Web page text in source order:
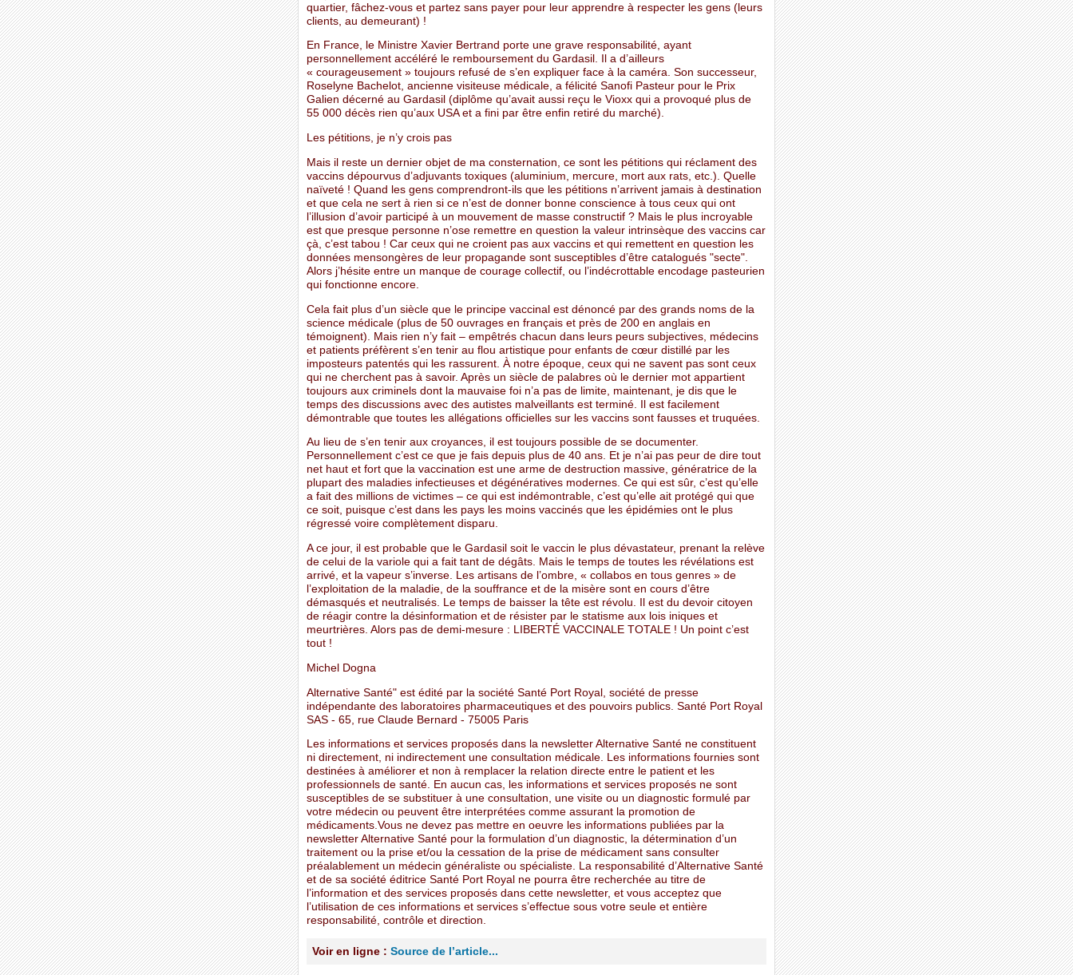
quartier, fâchez-vous et partez sans payer pour leur apprendre à respecter les gens (leurs
clients, au demeurant) !
En France, le Ministre Xavier Bertrand porte une grave responsabilité, ayant
personnellement accéléré le remboursement du Gardasil. Il a d’ailleurs
« courageusement » toujours refusé de s’en expliquer face à la caméra. Son successeur,
Roselyne Bachelot, ancienne visiteuse médicale, a félicité Sanofi Pasteur pour le Prix
Galien décerné au Gardasil (diplôme qu’avait aussi reçu le Vioxx qui a provoqué plus de
55 000 décès rien qu’aux USA et a fini par être enfin retiré du marché).
Les pétitions, je n’y crois pas
Mais il reste un dernier objet de ma consternation, ce sont les pétitions qui réclament des
vaccins dépourvus d’adjuvants toxiques (aluminium, mercure, mort aux rats, etc.). Quelle
naïveté ! Quand les gens comprendront-ils que les pétitions n’arrivent jamais à destination
et que cela ne sert à rien si ce n’est de donner bonne conscience à tous ceux qui ont
l’illusion d’avoir participé à un mouvement de masse constructif ? Mais le plus incroyable
est que presque personne n’ose remettre en question la valeur intrinsèque des vaccins car
çà, c’est tabou ! Car ceux qui ne croient pas aux vaccins et qui remettent en question les
données mensongères de leur propagande sont susceptibles d’être catalogués "secte".
Alors j’hésite entre un manque de courage collectif, ou l’indécrottable encodage pasteurien
qui fonctionne encore.
Cela fait plus d’un siècle que le principe vaccinal est dénoncé par des grands noms de la
science médicale (plus de 50 ouvrages en français et près de 200 en anglais en
témoignent). Mais rien n’y fait – empêtrés chacun dans leurs peurs subjectives, médecins
et patients préfèrent s’en tenir au flou artistique pour enfants de cœur distillé par les
imposteurs patentés qui les rassurent. À notre époque, ceux qui ne savent pas sont ceux
qui ne cherchent pas à savoir. Après un siècle de palabres où le dernier mot appartient
toujours aux criminels dont la mauvaise foi n’a pas de limite, maintenant, je dis que le
temps des discussions avec des autistes malveillants est terminé. Il est facilement
démontrable que toutes les allégations officielles sur les vaccins sont fausses et truquées.
Au lieu de s’en tenir aux croyances, il est toujours possible de se documenter.
Personnellement c’est ce que je fais depuis plus de 40 ans. Et je n’ai pas peur de dire tout
net haut et fort que la vaccination est une arme de destruction massive, génératrice de la
plupart des maladies infectieuses et dégénératives modernes. Ce qui est sûr, c’est qu’elle
a fait des millions de victimes – ce qui est indémontrable, c’est qu’elle ait protégé qui que
ce soit, puisque c’est dans les pays les moins vaccinés que les épidémies ont le plus
régressé voire complètement disparu.
A ce jour, il est probable que le Gardasil soit le vaccin le plus dévastateur, prenant la relève
de celui de la variole qui a fait tant de dégâts. Mais le temps de toutes les révélations est
arrivé, et la vapeur s’inverse. Les artisans de l’ombre, « collabos en tous genres » de
l’exploitation de la maladie, de la souffrance et de la misère sont en cours d’être
démasqués et neutralisés. Le temps de baisser la tête est révolu. Il est du devoir citoyen
de réagir contre la désinformation et de résister par le statisme aux lois iniques et
meurtrières. Alors pas de demi-mesure : LIBERTÉ VACCINALE TOTALE ! Un point c’est
tout !
Michel Dogna
Alternative Santé" est édité par la société Santé Port Royal, société de presse
indépendante des laboratoires pharmaceutiques et des pouvoirs publics. Santé Port Royal
SAS - 65, rue Claude Bernard - 75005 Paris
Les informations et services proposés dans la newsletter Alternative Santé ne constituent
ni directement, ni indirectement une consultation médicale. Les informations fournies sont
destinées à améliorer et non à remplacer la relation directe entre le patient et les
professionnels de santé. En aucun cas, les informations et services proposés ne sont
susceptibles de se substituer à une consultation, une visite ou un diagnostic formulé par
votre médecin ou peuvent être interprétées comme assurant la promotion de
médicaments.Vous ne devez pas mettre en oeuvre les informations publiées par la
newsletter Alternative Santé pour la formulation d’un diagnostic, la détermination d’un
traitement ou la prise et/ou la cessation de la prise de médicament sans consulter
préalablement un médecin généraliste ou spécialiste. La responsabilité d’Alternative Santé
et de sa société éditrice Santé Port Royal ne pourra être recherchée au titre de
l’information et des services proposés dans cette newsletter, et vous acceptez que
l’utilisation de ces informations et services s’effectue sous votre seule et entière
responsabilité, contrôle et direction.
Voir en ligne : Source de l’article...